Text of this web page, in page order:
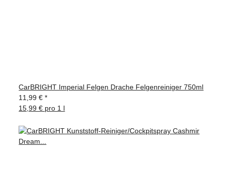
CarBRIGHT Imperial Felgen Drache Felgenreiniger 750ml
11,99 €*
15,99 € pro 1 l